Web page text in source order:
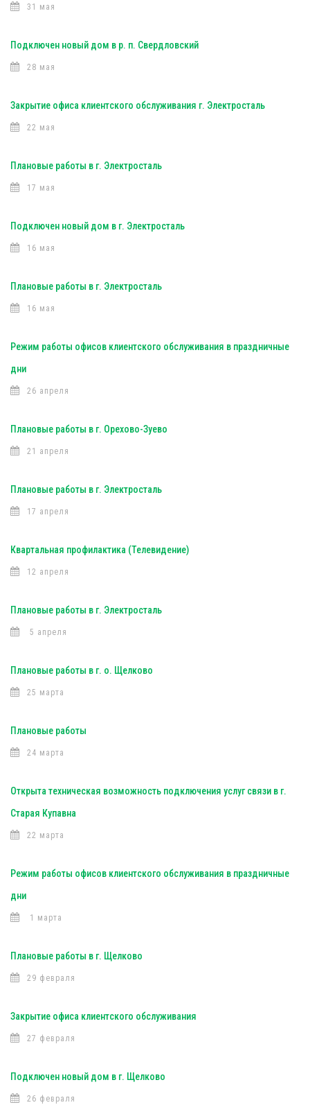
31 мая
Подключен новый дом в р. п. Свердловский
28 мая
Закрытие офиса клиентского обслуживания г. Электросталь
22 мая
Плановые работы в г. Электросталь
17 мая
Подключен новый дом в г. Электросталь
16 мая
Плановые работы в г. Электросталь
16 мая
Режим работы офисов клиентского обслуживания в праздничные
дни
26 апреля
Плановые работы в г. Орехово-Зуево
21 апреля
Плановые работы в г. Электросталь
17 апреля
Квартальная профилактика (Телевидение)
12 апреля
Плановые работы в г. Электросталь
5 апреля
Плановые работы в г. о. Щелково
25 марта
Плановые работы
24 марта
Открыта техническая возможность подключения услуг связи в г.
Старая Купавна
22 марта
Режим работы офисов клиентского обслуживания в праздничные
дни
1 марта
Плановые работы в г. Щелково
29 февраля
Закрытие офиса клиентского обслуживания
27 февраля
Подключен новый дом в г. Щелково
26 февраля